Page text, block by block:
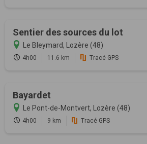
Sentier des sources du lot
Le Bleymard, Lozère (48)
4h00 11.6 km Tracé GPS
Bayardet
Le Pont-de-Montvert, Lozère (48)
4h00 9 km Tracé GPS